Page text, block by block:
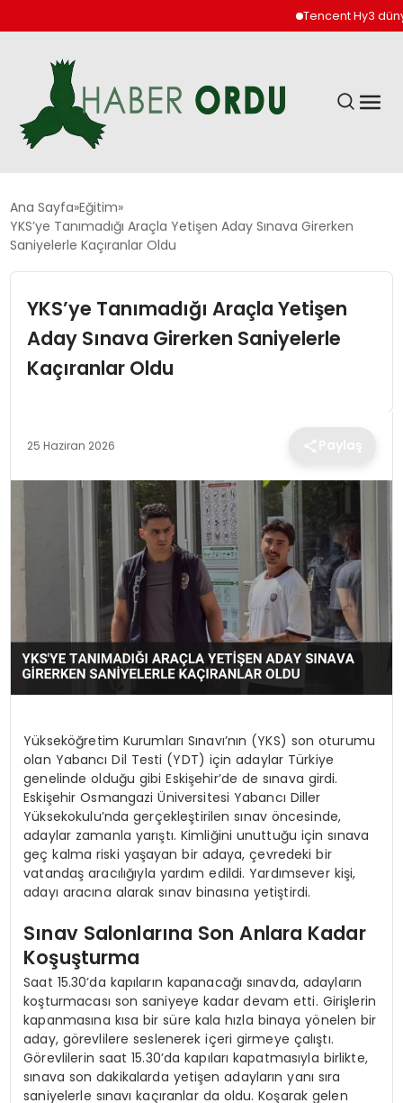
Tencent Hy3 dünya
GÜNDEM
DÜNYA
EKONOMI
SIYASET
SPOR
Ana Sayfa Eğitim
YKS’ye Tanımadığı Araçla Yetişen Aday Sınava Girerken
Saniyelerle Kaçıranlar Oldu
YKS’ye Tanımadığı Araçla Yetişen
Aday Sınava Girerken Saniyelerle
Kaçıranlar Oldu
25 Haziran 2026
Yükseköğretim Kurumları Sınavı’nın (YKS) son oturumu
olan Yabancı Dil Testi (YDT) için adaylar Türkiye
genelinde olduğu gibi Eskişehir’de de sınava girdi.
Eskişehir Osmangazi Üniversitesi Yabancı Diller
Yüksekokulu’nda gerçekleştirilen sınav öncesinde,
adaylar zamanla yarıştı. Kimliğini unuttuğu için sınava
geç kalma riski yaşayan bir adaya, çevredeki bir
vatandaş aracılığıyla yardım edildi. Yardımsever kişi,
adayı aracına alarak sınav binasına yetiştirdi.
Sınav Salonlarına Son Anlara Kadar
Koşuşturma
Saat 15.30’da kapıların kapanacağı sınavda, adayların
koşturmacası son saniyeye kadar devam etti. Girişlerin
kapanmasına kısa bir süre kala hızla binaya yönelen bir
aday, görevlilere seslenerek içeri girmeye çalıştı.
Görevlilerin saat 15.30’da kapıları kapatmasıyla birlikte,
sınava son dakikalarda yetişen adayların yanı sıra
saniyelerle sınavı kaçıranlar da oldu. Koşarak gelen